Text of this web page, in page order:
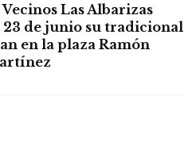
Las Albarizas
de junio su tradicional
en la plaza Ramón